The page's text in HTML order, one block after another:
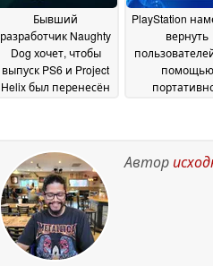
Бывший
разработчик Naughty
Dog хочет, чтобы
выпуск PS6 и Project
Helix был перенесён
PlayStation
вернуть
помощью
Автор